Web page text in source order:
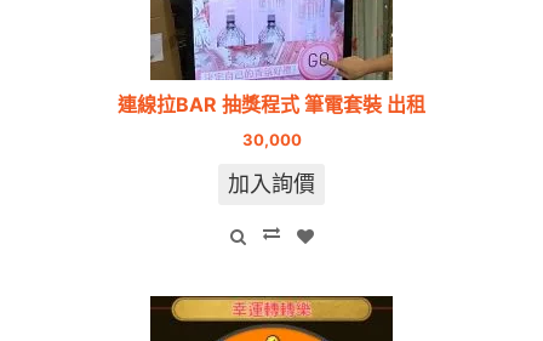
連線拉BAR 抽獎程式 筆電套裝 出租
30,000
加入詢價